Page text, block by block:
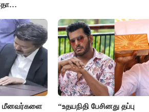
மீனவர்களை
“உதயநிதி பேசினது தப்பு